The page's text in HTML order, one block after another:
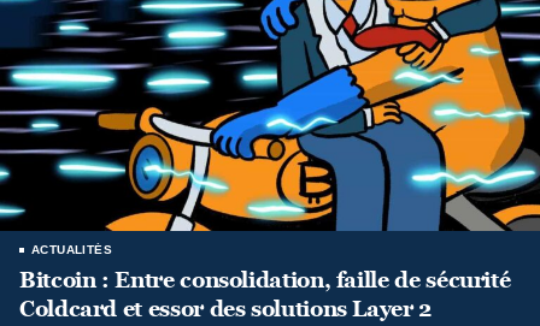
ACTUALITÉS
Bitcoin : Entre consolidation, faille de sécurité
Coldcard et essor des solutions Layer 2